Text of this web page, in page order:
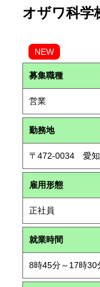
オザワ科学
NEW
募集職種
営業
勤務地
〒472-0034 愛知
雇用形態
正社員
就業時間
8時45分～17時30